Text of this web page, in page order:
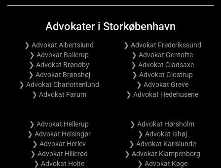
Advokater i Storkøbenhavn
❯ Advokat Albertslund
❯ Advokat Ballerup
❯ Advokat Brøndby
❯ Advokat Brønshøj
❯ Advokat Charlottenlund
❯ Advokat Farum
❯ Advokat Frederikssund
❯ Advokat Gentofte
❯ Advokat Gladsaxe
❯ Advokat Glostrup
❯ Advokat Greve
❯ Advokat Hedehusene
❯ Advokat Hellerup
❯ Advokat Helsingør
❯ Advokat Herlev
❯ Advokat Hillerød
❯ Advokat Holte
❯ Advokat Hørsholm
❯ Advokat Ishøj
❯ Advokat Karlslunde
❯ Advokat Klampenborg
❯ Advokat Køge